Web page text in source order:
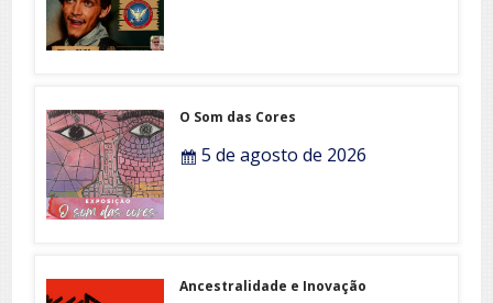
O Som das Cores
5 de agosto de 2026
Ancestralidade e Inovação